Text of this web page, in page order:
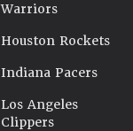
Warriors
Houston Rockets
Indiana Pacers
Los Angeles
Clippers